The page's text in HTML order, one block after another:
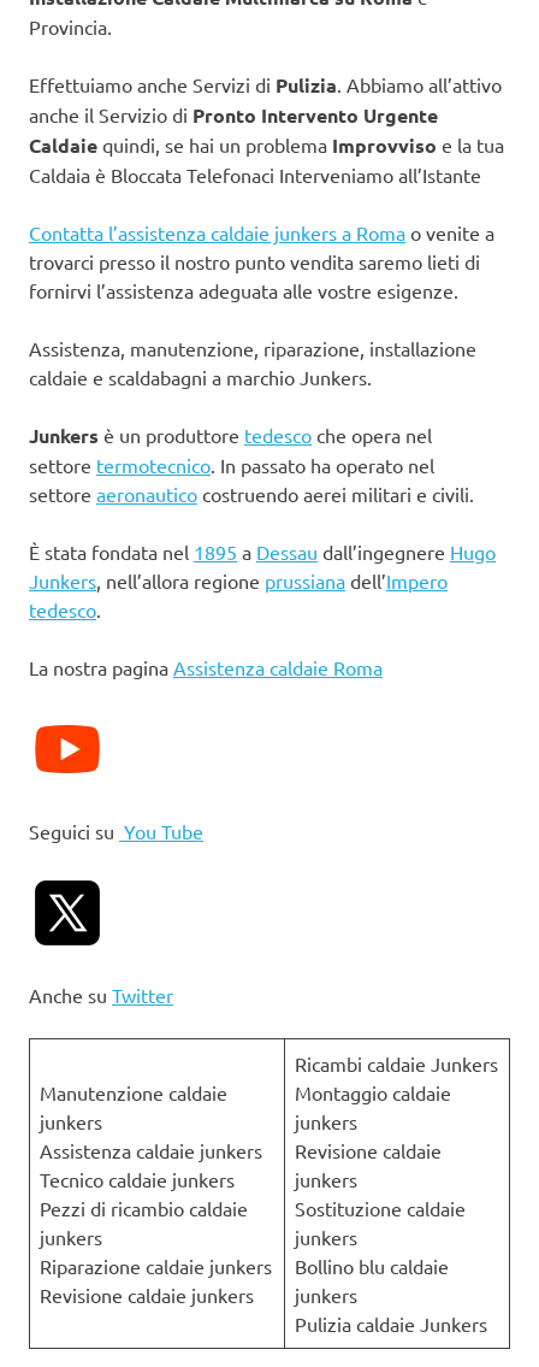
Provincia.
Effettuiamo anche Servizi di Pulizia . Abbiamo all’attivo
anche il Servizio di Pronto Intervento Urgente
Caldaie quindi, se hai un problema Improvviso e la tua
Caldaia è Bloccata Telefonaci Interveniamo all’Istante
Contatta l’assistenza caldaie junkers a Roma o venite a
trovarci presso il nostro punto vendita saremo lieti di
fornirvi l’assistenza adeguata alle vostre esigenze.
Assistenza, manutenzione, riparazione, installazione
caldaie e scaldabagni a marchio Junkers.
Junkers è un produttore tedesco che opera nel
settore termotecnico . In passato ha operato nel
settore aeronautico costruendo aerei militari e civili.
È stata fondata nel 1895 a Dessau dall’ingegnere Hugo
Junkers , nell’allora regione prussiana dell’Impero
tedesco
La nostra pagina Assistenza caldaie Roma
Seguici su You Tube
Anche su Twitter
Manutenzione caldaie
junkers
Assistenza caldaie junkers
Tecnico caldaie junkers
Pezzi di ricambio caldaie
junkers
Riparazione caldaie junkers
Revisione caldaie junkers
Ricambi caldaie Junkers
Montaggio caldaie
junkers
Revisione caldaie
junkers
Sostituzione caldaie
junkers
Bollino blu caldaie
junkers
Pulizia caldaie Junkers